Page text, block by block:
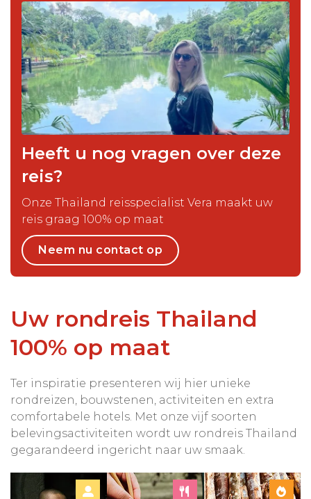
Heeft u nog vragen over deze
reis?
Onze Thailand reisspecialist Vera maakt uw
reis graag 100% op maat
Neem nu contact op
Uw rondreis Thailand
100% op maat
Ter inspiratie presenteren wij hier unieke
rondreizen, bouwstenen, activiteiten en extra
comfortabele hotels. Met onze vijf soorten
belevingsactiviteiten wordt uw rondreis Thailand
gegarandeerd ingericht naar uw smaak.